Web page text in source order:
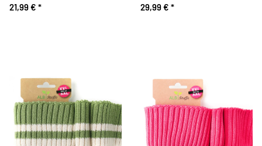
21,99 € *
dunkelblau, Hilco
29,99 € *